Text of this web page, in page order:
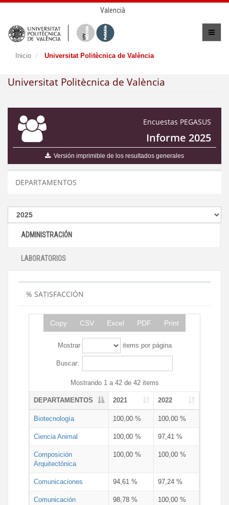
Valencià
Inicio Universitat Politècnica de València
Universitat Politècnica de València
Encuestas PEGASUS
Informe 2025
Versión imprimible de los resultados generales
DEPARTAMENTOS
ADMINISTRACIÓN
LABORATORIOS
% SATISFACCIÓN
Copy CSV Excel PDF Print
Mostrar items por página
Buscar:
Mostrando 1 a 42 de 42 items
DEPARTAMENTOS 2021 2022
Biotecnología 100,00 % 100,00 %
Ciencia Animal 100,00 % 97,41 %
Composición
Arquitectónica
100,00 % 100,00 %
Comunicaciones 94,61 % 97,24 %
Comunicación
98,78 % 100,00 %